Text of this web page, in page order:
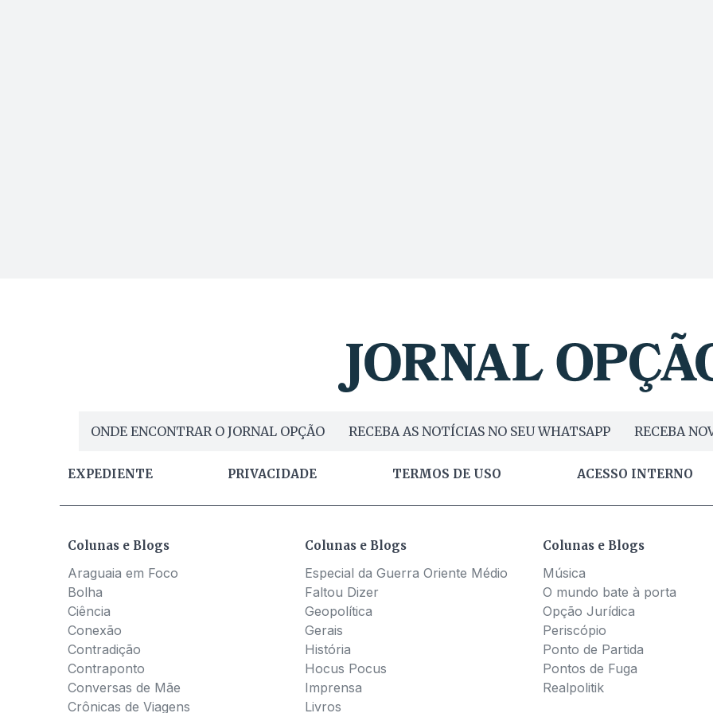
ONDE ENCONTRAR O JORNAL OPÇÃO RECEBA AS NOTÍCIAS NO SEU WHATSAPP RECEBA
EXPEDIENTE PRIVACIDADE TERMOS DE USO ACESSO INTERNO
Colunas e Blogs
Araguaia em Foco
Bolha
Ciência
Conexão
Contradição
Contraponto
Conversas de Mãe
Crônicas de Viagens
Colunas e Blogs
Especial da Guerra Oriente Médio
Faltou Dizer
Geopolítica
Gerais
História
Hocus Pocus
Imprensa
Livros
Colunas e Blogs
Música
O mundo bate à porta
Opção Jurídica
Periscópio
Ponto de Partida
Pontos de Fuga
Realpolitik